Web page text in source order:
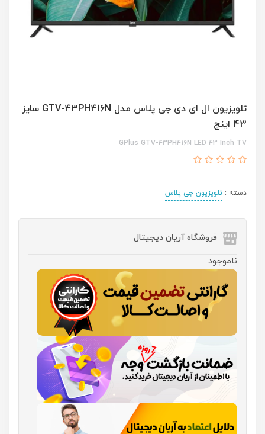
تلویزیون ال ای دی جی پلاس مدل GTV-43PH416N سایز
43 اینچ
GPlus GTV-43PH416N LED 43 Inch TV
دسته : تلویزیون جی پلاس
فروشگاه آریان دیجیتال
ناموجود